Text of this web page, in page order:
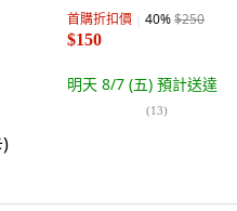
首購折扣價 40%$250
$150
明天 8/7 (五) 預計送達
(13)